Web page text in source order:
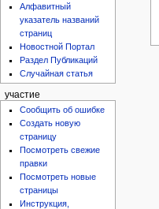
Алфавитный
указатель названий
страниц
Новостной Портал
Раздел Публикаций
Случайная статья
участие
Сообщить об ошибке
Создать новую
страницу
Посмотреть свежие
правки
Посмотреть новые
страницы
Инструкция,